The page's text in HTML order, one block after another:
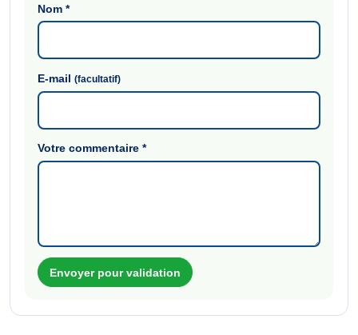
Nom*
E-mail(facultatif)
Votre commentaire*
Envoyer pour validation